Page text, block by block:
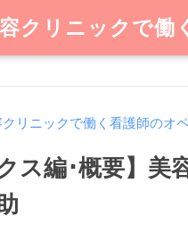
容クリニックで
クリニックで働く看護師のオ
ス編･概要】美